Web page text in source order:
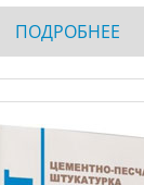
ПОДРОБНЕЕ